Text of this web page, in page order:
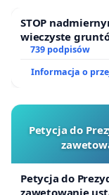
STOP
wieczyste
ogrody działkowe.
739 podpisów
Informacja o
Petycja do
Petycja do
zawetowanie